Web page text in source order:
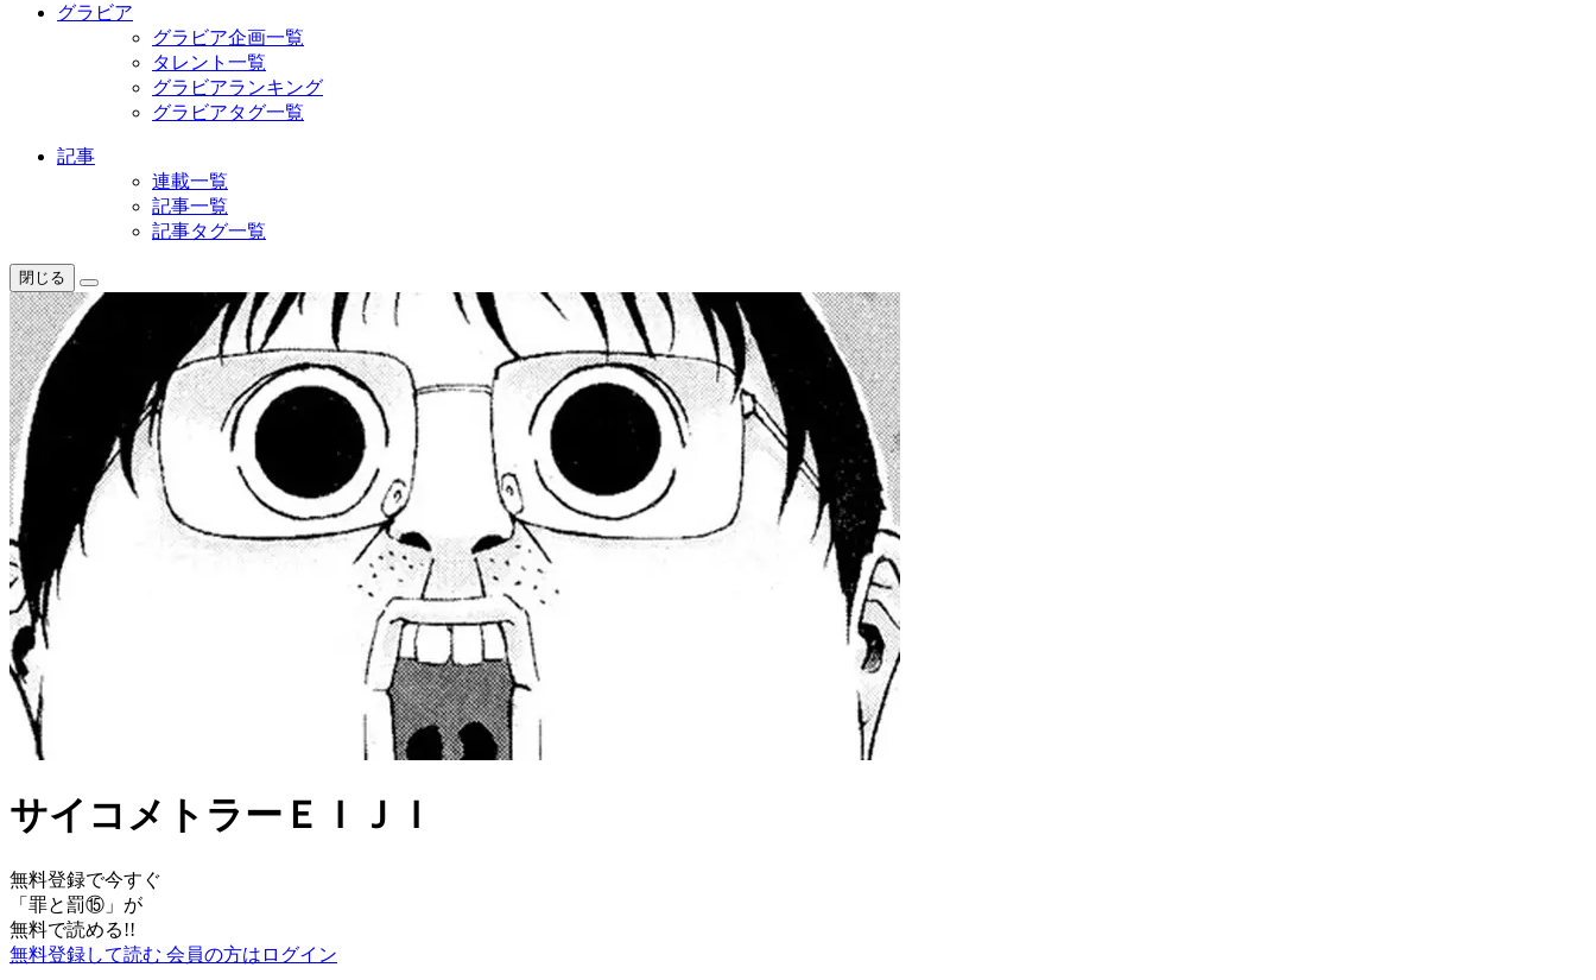
グラビア
グラビア企画一覧
タレント一覧
グラビアランキング
グラビアタグ一覧
記事
連載一覧
記事一覧
記事タグ一覧
閉じる
サイコメトラーＥＩＪＩ
無料登録で今すぐ
「 罪と罰⑮ 」が
無料で読める!!
無料登録して読む 会員の方はログイン